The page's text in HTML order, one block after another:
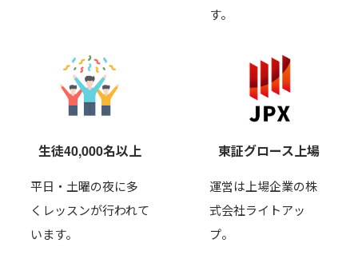
す。
生徒40,000名以上
平日・土曜の夜に多
くレッスンが行われて
います。
東証グロース上場
運営は上場企業の株
式会社ライトアッ
プ。